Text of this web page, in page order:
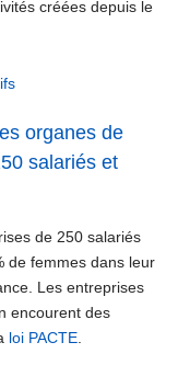
créées depuis le
organes de
salariés et
de 250 salariés
de femmes dans leur
Les entreprises
encourent des
loi PACTE